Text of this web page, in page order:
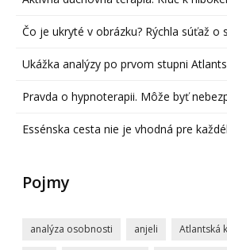
Čo je ukryté v obrázku? Rýchla súťaž o
Ukážka analýzy po prvom stupni
Pravda o hypnoterapii. Môže byť
Essénska cesta nie je vhodná pre
Pojmy
analýza osobnosti anjeli Atlantská